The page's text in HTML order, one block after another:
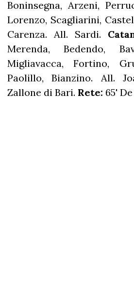
Boninsegna, Arzeni,
Lorenzo, Scagliarini,
Carenza. All. Sardi.
Merenda, Bedendo,
Migliavacca, Fortino,
Paolillo, Bianzino. All.
Zallone di Bari. Rete: 65'